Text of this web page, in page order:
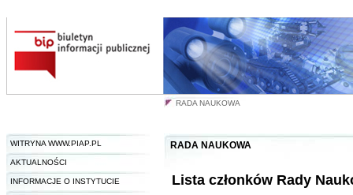
RADA NAUKOWA
WITRYNA WWW.PIAP.PL
AKTUALNOŚCI
INFORMACJE O INSTYTUCIE
RADA NAUKOWA
Lista członków Rady